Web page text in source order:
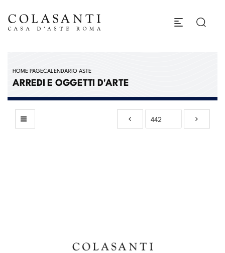
HOME PAGECALENDARIO ASTE
ARREDI E OGGETTI D'ARTE